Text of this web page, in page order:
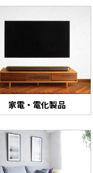
家電・電化製品